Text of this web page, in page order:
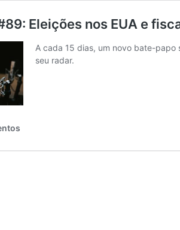
Eleições nos EUA e
A cada 15 dias, um novo bate-
seu radar.